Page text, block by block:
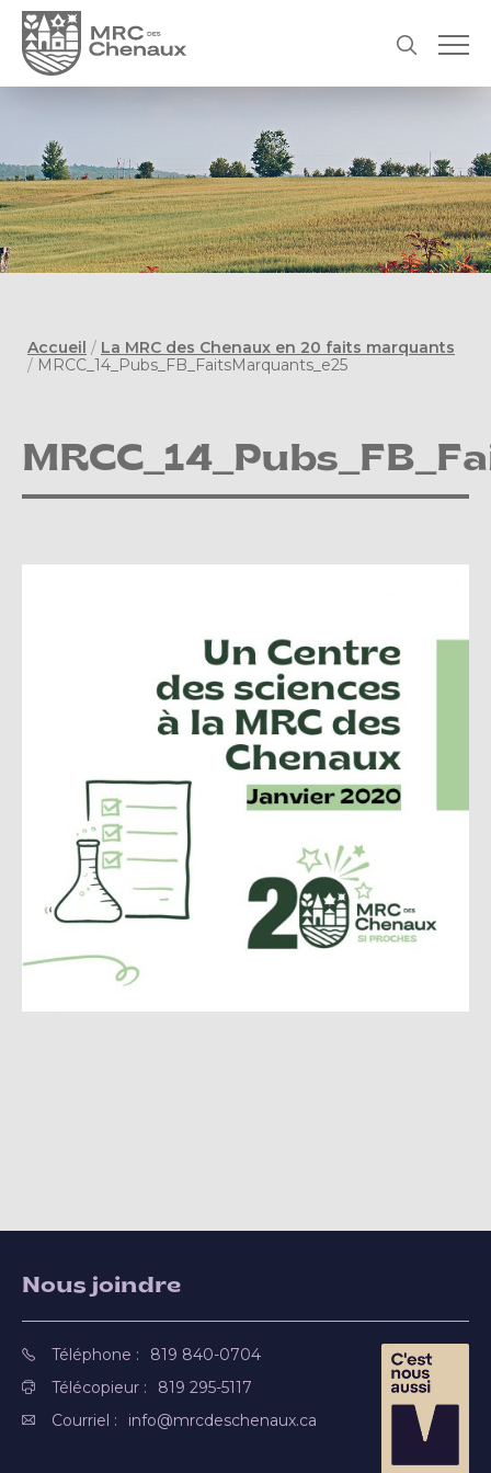
Accueil / La MRC des Chenaux en 20 faits marquants
/ MRCC_14_Pubs_FB_FaitsMarquants_e25
Nous joindre
Téléphone :
819 840-0704
Télécopieur :
819 295-5117
Courriel :
info@mrcdeschenaux.ca